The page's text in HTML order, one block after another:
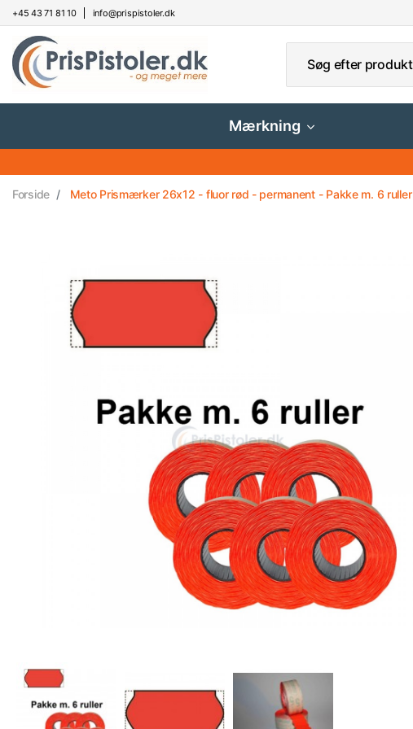
+45 43 71 81 10 info@prispistoler.dk
Mærkning
Forside Meto Prismærker 26x12 - fluor rød - permanent - Pakke m. 6 ruller